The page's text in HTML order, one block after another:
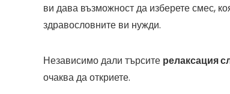
ви дава възможност да изберете смес,
здравословните ви нужди.
Независимо дали търсите релаксация
очаква да откриете.